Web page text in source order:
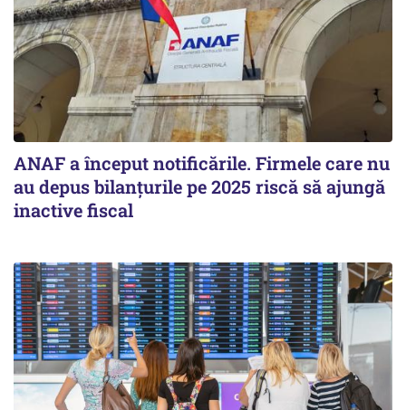
ANAF a început notificările. Firmele care nu
au depus bilanțurile pe 2025 riscă să ajungă
inactive fiscal